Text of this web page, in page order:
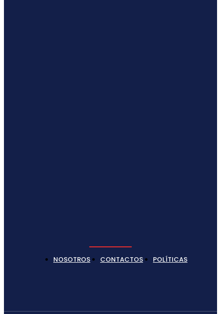
NOSOTROS CONTACTOS POLÍTICAS